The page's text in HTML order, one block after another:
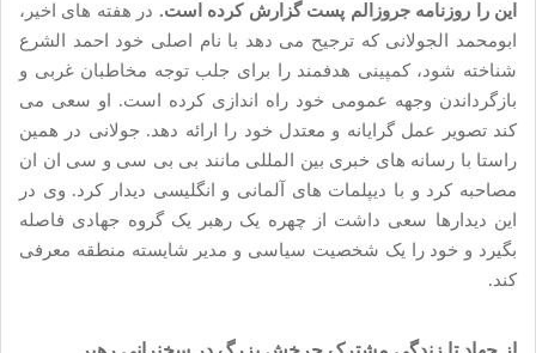
این را روزنامه جروزالم پست گزارش کرده است. در هفته های اخیر،
ابومحمد الجولانی که ترجیح می دهد با نام اصلی خود احمد الشرع
شناخته شود، کمپینی هدفمند را برای جلب توجه مخاطبان غربی و
بازگرداندن وجهه عمومی خود راه اندازی کرده است. او سعی می
کند تصویر عمل گرایانه و معتدل خود را ارائه دهد. جولانی در همین
راستا با رسانه های خبری بین المللی مانند بی بی سی و سی ان ان
مصاحبه کرد و با دیپلمات های آلمانی و انگلیسی دیدار کرد. وی در
این دیدارها سعی داشت از چهره یک رهبر یک گروه جهادی فاصله
بگیرد و خود را یک شخصیت سیاسی و مدیر شایسته منطقه معرفی
کند.